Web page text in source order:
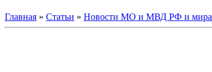
Главная » Статьи » Новости МО и МВД РФ и мира